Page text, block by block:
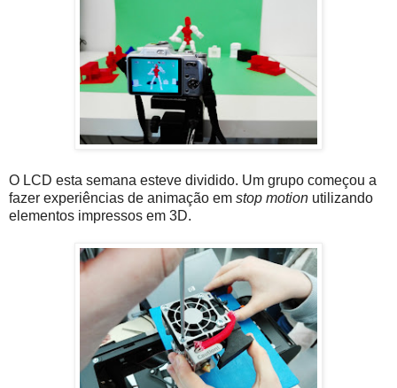
O LCD esta semana esteve dividido. Um grupo começou a
fazer experiências de animação em stop motion utilizando
elementos impressos em 3D.